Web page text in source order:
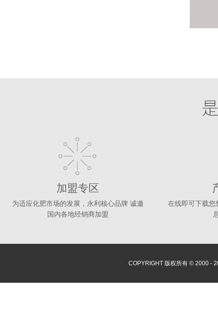
加盟专区
为适应化肥市场的发展，永利核心品牌 诚邀
国内各地经销商加盟
在线即可下载您
COPYRIGHT 版权所有 © 2000 -